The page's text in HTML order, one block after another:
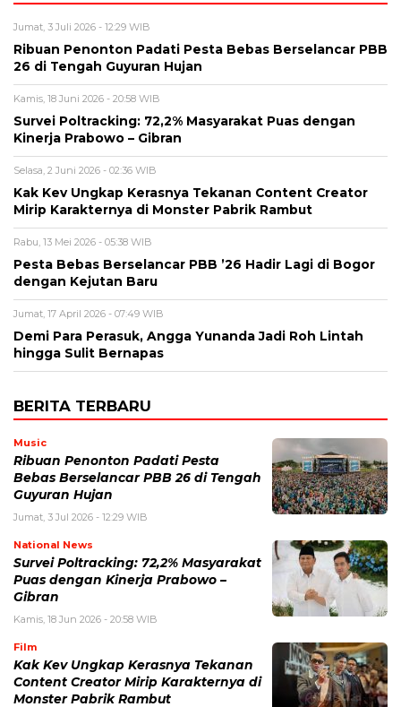
Jumat, 3 Juli 2026 - 12:29 WIB
Ribuan Penonton Padati Pesta Bebas Berselancar PBB
26 di Tengah Guyuran Hujan
Kamis, 18 Juni 2026 - 20:58 WIB
Survei Poltracking: 72,2% Masyarakat Puas dengan
Kinerja Prabowo – Gibran
Selasa, 2 Juni 2026 - 02:36 WIB
Kak Kev Ungkap Kerasnya Tekanan Content Creator
Mirip Karakternya di Monster Pabrik Rambut
Rabu, 13 Mei 2026 - 05:38 WIB
Pesta Bebas Berselancar PBB ’26 Hadir Lagi di Bogor
dengan Kejutan Baru
Jumat, 17 April 2026 - 07:49 WIB
Demi Para Perasuk, Angga Yunanda Jadi Roh Lintah
hingga Sulit Bernapas
BERITA TERBARU
Music
Ribuan Penonton Padati Pesta
Bebas Berselancar PBB 26 di Tengah
Guyuran Hujan
Jumat, 3 Jul 2026 - 12:29 WIB
National News
Survei Poltracking: 72,2% Masyarakat
Puas dengan Kinerja Prabowo –
Gibran
Kamis, 18 Jun 2026 - 20:58 WIB
Film
Kak Kev Ungkap Kerasnya Tekanan
Content Creator Mirip Karakternya di
Monster Pabrik Rambut